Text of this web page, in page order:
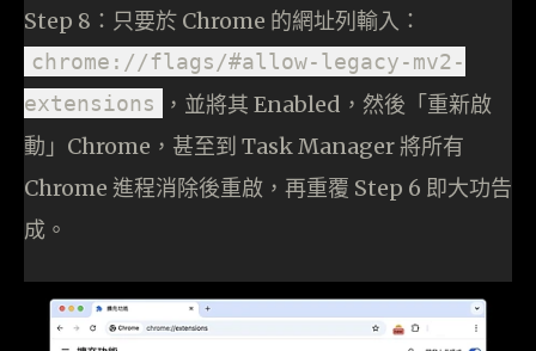
Step 8：只要於 Chrome 的網址列輸入：
chrome://flags/#allow-legacy-mv2-
extensions
，並將其 Enabled，然後「重新啟
動」Chrome，甚至到 Task Manager 將所有
Chrome 進程消除後重啟，再重覆 Step 6 即大功告
成。